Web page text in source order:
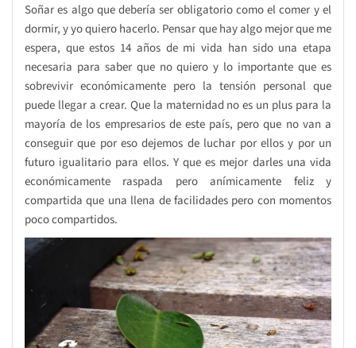
Soñar es algo que debería ser obligatorio como el comer y el
dormir, y yo quiero hacerlo. Pensar que hay algo mejor que me
espera, que estos 14 años de mi vida han sido una etapa
necesaria para saber que no quiero y lo importante que es
sobrevivir económicamente pero la tensión personal que
puede llegar a crear. Que la maternidad no es un plus para la
mayoría de los empresarios de este país, pero que no van a
conseguir que por eso dejemos de luchar por ellos y por un
futuro igualitario para ellos. Y que es mejor darles una vida
económicamente raspada pero anímicamente feliz y
compartida que una llena de facilidades pero con momentos
poco compartidos.